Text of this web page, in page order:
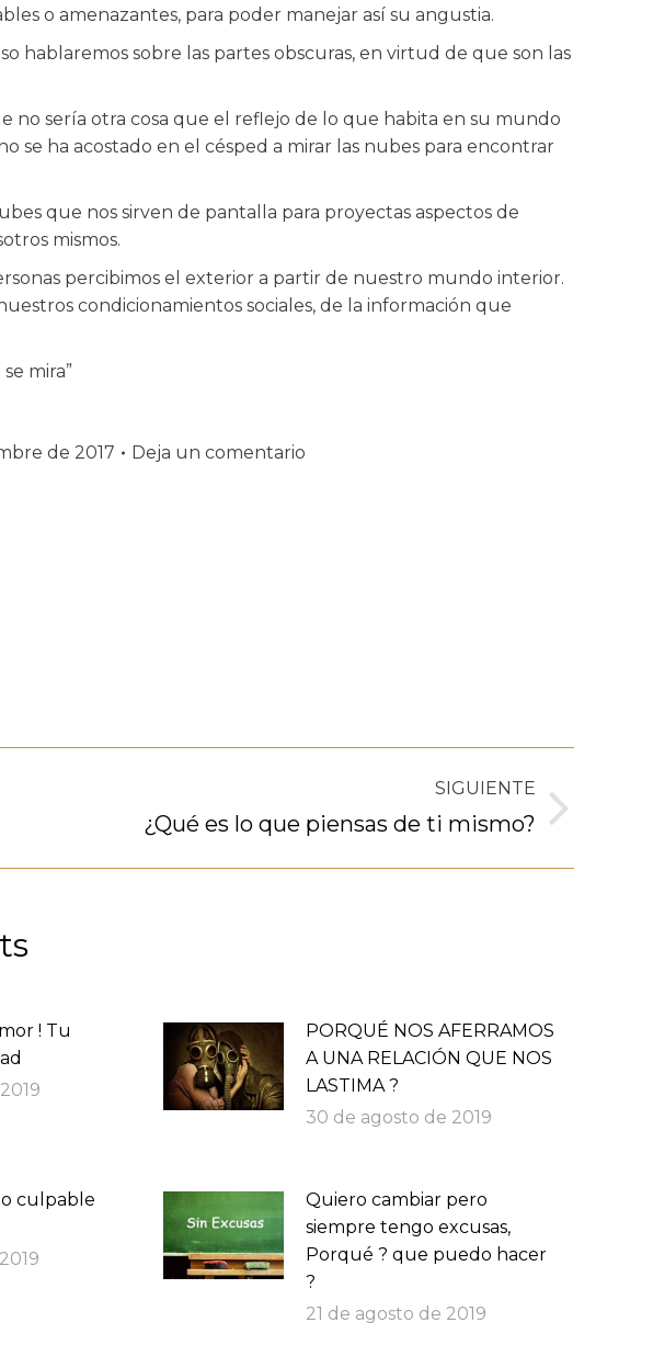
o amenazantes, para poder manejar así su angustia.
hablaremos sobre las partes obscuras, en virtud de que son las
sería otra cosa que el reflejo de lo que habita en su mundo
se ha acostado en el césped a mirar las nubes para encontrar
que nos sirven de pantalla para proyectas aspectos de
mismos.
percibimos el exterior a partir de nuestro mundo interior.
condicionamientos sociales, de la información que
mira”
de 2017 Deja un comentario
SIGUIENTE
¿Qué es lo que piensas de ti mismo?
! Tu
PORQUÉ NOS AFERRAMOS
A UNA RELACIÓN QUE NOS
LASTIMA ?
30 de agosto de 2019
culpable
Quiero cambiar pero
siempre tengo excusas,
Porqué ? que puedo hacer
?
21 de agosto de 2019